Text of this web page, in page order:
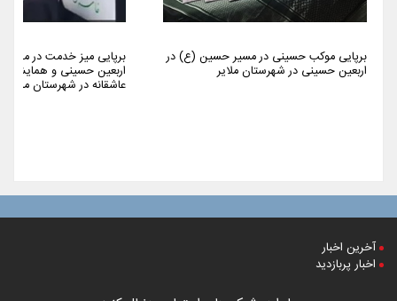
برپایی موکب حسینی در مسیر حسین (ع) در
اربعین حسینی در شهرستان ملایر
برپایی میز خدمت در مراسم
اربعین حسینی و همایش
عاشقانه در شهرستان ملایر
آخرین اخبار
اخبار پربازدید